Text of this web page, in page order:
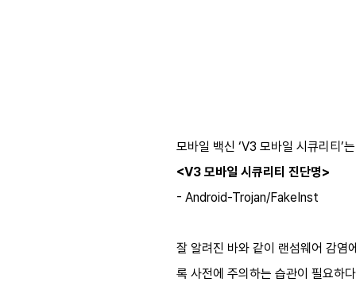
모바일 백신 ‘V3 모바일 시큐리티’
<V3 모바일 시큐리티 진단명>
- Android-Trojan/FakeInst
잘 알려진 바와 같이 랜섬웨어 감염
록 사전에 주의하는 습관이 필요하